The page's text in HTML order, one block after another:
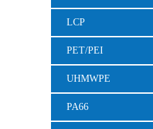
LCP
PET/PEI
UHMWPE
PA66